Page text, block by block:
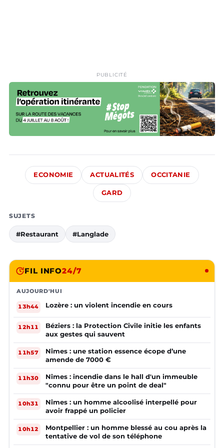
PUBLICITÉ
ECONOMIE ACTUALITÉS OCCITANIE
GARD
SUJETS
#Restaurant #Langlade
FIL INFO24/7
AUJOURD'HUI
13h44 Lozère : un violent incendie en cours
12h11
Béziers : la Protection Civile initie les enfants
aux gestes qui sauvent
11h57
Nîmes : une station essence écope d’une
amende de 7000 €
11h30
Nîmes : incendie dans le hall d'un immeuble
"connu pour être un point de deal"
10h31
Nîmes : un homme alcoolisé interpellé pour
avoir frappé un policier
10h12
Montpellier : un homme blessé au cou après la
tentative de vol de son téléphone